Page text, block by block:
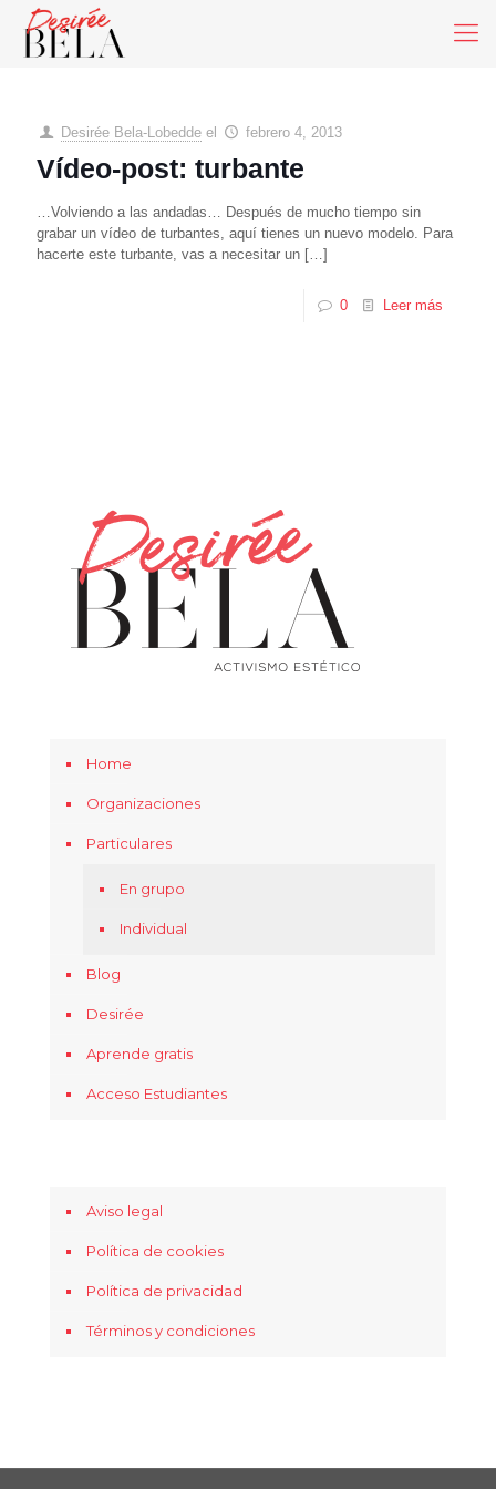
Desirée Bela-Lobedde el febrero 4, 2013
Vídeo-post: turbante
…Volviendo a las andadas… Después de mucho tiempo sin
grabar un vídeo de turbantes, aquí tienes un nuevo modelo. Para
hacerte este turbante, vas a necesitar un […]
0 Leer más
Home
Organizaciones
Particulares
En grupo
Individual
Blog
Desirée
Aprende gratis
Acceso Estudiantes
Aviso legal
Política de cookies
Política de privacidad
Términos y condiciones